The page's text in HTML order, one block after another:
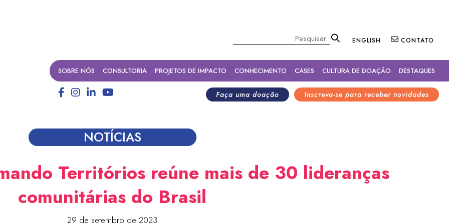
ENGLISH CONTATO
SOBRE NÓS CONSULTORIA PROJETOS DE IMPACTO CONHECIMENTO CASES CULTURA DE DOAÇÃO DESTAQUES
Inscreva-se para receber novidades
Faça uma doação
NOTÍCIAS
Territórios reúne mais de 30 lideranças
comunitárias do Brasil
29 de setembro de 2023